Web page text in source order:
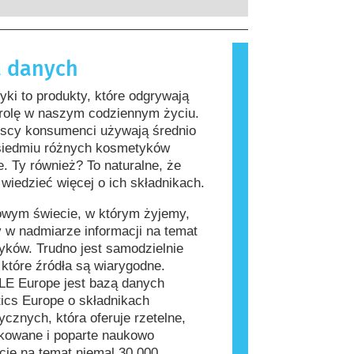
obejmują wszystkie potencjalne
w tym potencjalne zaburzenia
układu hormonalnego.
Substancja, która powoduje
nazywana jest alergenem.
i produkty do pielęgnacji ciała mogą
które dla niektórych osób
się alergizujące. Nie oznacza to
produkt nie jest bezpieczny dla
danych
to produkty, które odgrywają
w naszym codziennym życiu.
konsumenci używają średnio
różnych kosmetyków
Ty również? To naturalne, że
więcej o ich składnikach.
świecie, w którym żyjemy,
w nadmiarze informacji na temat
Trudno jest samodzielnie
źródła są wiarygodne.
Europe jest bazą danych
Europe o składnikach
która oferuje rzetelne,
i poparte naukowo